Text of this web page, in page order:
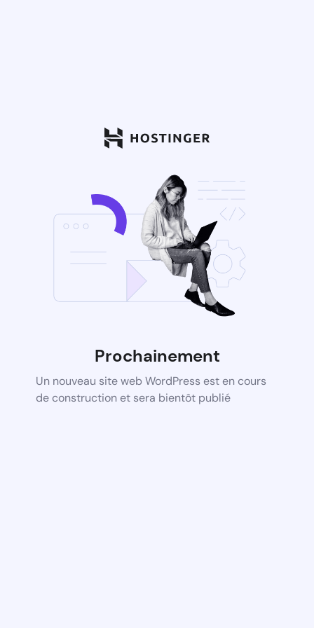
Prochainement
Un nouveau site web WordPress est en cours
de construction et sera bientôt publié